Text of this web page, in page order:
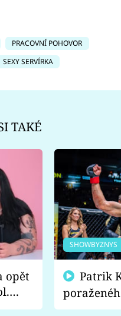
PRACOVNÍ POHOVOR
SEXY SERVÍRKA
TAKÉ
opět
a
SHOWBYZNYS
fanoušci